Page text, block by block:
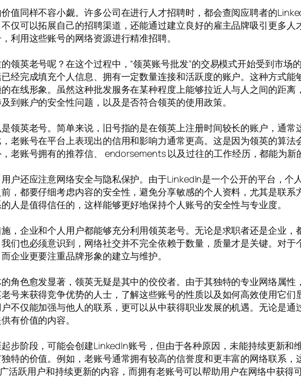
值同样不容小觑。许多公司在进行人才招聘时，都会查阅应聘者的
仅可以拓展自己的招聘渠道，还能通过建立良好的雇主品牌吸引更多
利用这些账号的网络资源进行精准招聘。
领英老号呢？在这个过程中，“领英账号批发”的交易模式开始受到市
经完成填充个人信息、拥有一定数量连接和活跃度的账户。这种方式
在线形象。虽然这种批发服务在某种程度上能够拉近人与人之间的距
到账户的安全性问题，以及是否符合领英的使用政策。
领英老号。简单来说，旧号指的是在领英上注册时间较长的账户，通
老账号在平台上表现出的信用和影响力通常更高。这是因为领英的算
老账号拥有的推荐信、 endorsements 以及过往的工作经历，都能为新
户还应注意网络安全与隐私保护。由于LinkedIn是一个公开的平台，个
，都要仔细考虑内容的安全性，避免分享敏感的个人资料，尤其是联
人是值得信任的，这样能够更好地保持个人账号的安全性与专业度。
，企业和个人用户都能够充分利用领英老号。无论是求职者还是企业
们也必须意识到，网络社交并不完全依赖于数量，质量才是关键。对
企业更要注重品牌形象的建立与维护。
角色愈发显著，领英无疑是其中的佼佼者。由于其独特的专业网络属
号来获得竞争优势的人士，了解这些账号的性质以及如何高效使用它
不仅能加强与他人的联系，更可以从中获得职业发展的机遇。无论是
有价值的内容。
步阶段，可能会创建LinkedIn账号，但由于各种原因，未能持续更新
特的价值。例如，老账号通常拥有较高的信誉度和更丰富的网络联系，
活跃用户和持续更新的内容，而拥有老账号可以帮助用户在网络中获得